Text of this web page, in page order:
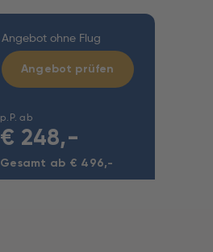
Angebot ohne Flug
p.P. ab
€ 248,-
Gesamt ab € 496,-
Angebot prüfen